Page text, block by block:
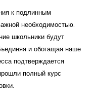
к подлинным
необходимостью.
школьники будут
и обогащая наше
подтверждается
полный курс